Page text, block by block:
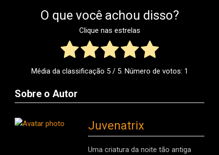
O que você achou disso?
Clique nas estrelas
Média da classificação 5/ 5. Número de votos: 1
Sobre o Autor
Juvenatrix
Uma criatura da noite tão antiga